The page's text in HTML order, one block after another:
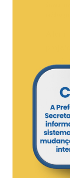
do
O
análise